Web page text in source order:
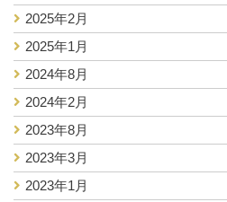
2025年2月
2025年1月
2024年8月
2024年2月
2023年8月
2023年3月
2023年1月